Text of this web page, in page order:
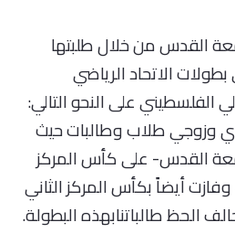
القدس من خلال طلبتها
الاتحاد الرياضي
الفلسطيني على النحو التالي:
وزوجي طلاب وطالبات حيث
القدس- على كأس المركز
أيضاً بكأس المركز الثاني
الحظ طالباتنابهذه البطولة.